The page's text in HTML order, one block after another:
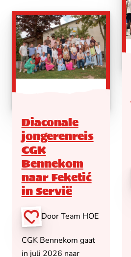
Diaconale
jongerenreis
CGK
Bennekom
naar Feketić
in Servië
Door Team HOE
CGK Bennekom gaat
in juli 2026 naar